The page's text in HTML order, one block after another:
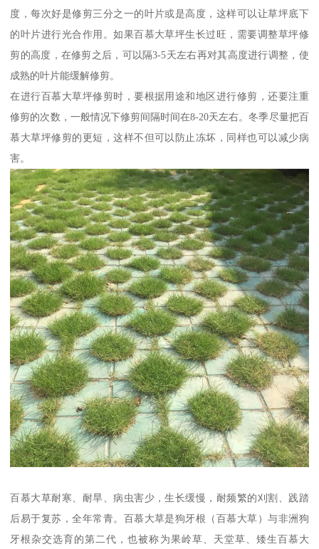
度，每次好是修剪三分之一的叶片或是高度，这样可以让草坪底下
的叶片进行光合作用。如果百慕大草坪生长过旺，需要调整草坪修
剪的高度，在修剪之后，可以隔3-5天左右再对其高度进行调整，使
成熟的叶片能缓解修剪。
在进行百慕大草坪修剪时，要根据用途和地区进行修剪，还要注重
修剪的次数，一般情况下修剪间隔时间在8-20天左右。冬季尽量把百
慕大草坪修剪的更短，这样不但可以防止冻坏，同样也可以减少病
害。
百慕大草耐寒、耐旱、病虫害少，生长缓慢，耐频繁的刈割、践踏
后易于复苏，全年常青。百慕大草是狗牙根（百慕大草）与非洲狗
牙根杂交选育的第二代，也被称为果岭草、天堂草、矮生百慕大